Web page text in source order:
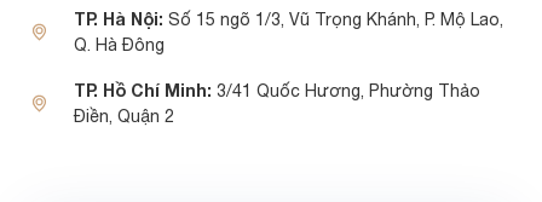
TP. Hà Nội: Số 15 ngõ 1/3, Vũ Trọng Khánh, P. Mộ Lao,
Q. Hà Đông
TP. Hồ Chí Minh: 3/41 Quốc Hương, Phường Thảo
Điền, Quận 2